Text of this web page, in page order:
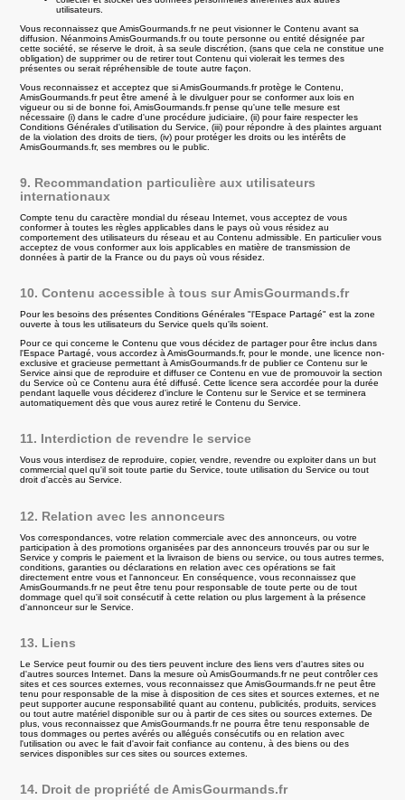
utilisateurs.
Vous reconnaissez que AmisGourmands.fr ne peut visionner le Contenu avant sa
diffusion. Néanmoins AmisGourmands.fr ou toute personne ou entité désignée par
cette société, se réserve le droit, à sa seule discrétion, (sans que cela ne constitue une
obligation) de supprimer ou de retirer tout Contenu qui violerait les termes des
présentes ou serait répréhensible de toute autre façon.
Vous reconnaissez et acceptez que si AmisGourmands.fr protège le Contenu,
AmisGourmands.fr peut être amené à le divulguer pour se conformer aux lois en
vigueur ou si de bonne foi, AmisGourmands.fr pense qu'une telle mesure est
nécessaire (i) dans le cadre d'une procédure judiciaire, (ii) pour faire respecter les
Conditions Générales d'utilisation du Service, (iii) pour répondre à des plaintes arguant
de la violation des droits de tiers, (iv) pour protéger les droits ou les intérêts de
AmisGourmands.fr, ses membres ou le public.
9. Recommandation particulière aux utilisateurs
internationaux
Compte tenu du caractère mondial du réseau Internet, vous acceptez de vous
conformer à toutes les règles applicables dans le pays où vous résidez au
comportement des utilisateurs du réseau et au Contenu admissible. En particulier vous
acceptez de vous conformer aux lois applicables en matière de transmission de
données à partir de la France ou du pays où vous résidez.
10. Contenu accessible à tous sur AmisGourmands.fr
Pour les besoins des présentes Conditions Générales "l'Espace Partagé" est la zone
ouverte à tous les utilisateurs du Service quels qu'ils soient.
Pour ce qui concerne le Contenu que vous décidez de partager pour être inclus dans
l'Espace Partagé, vous accordez à AmisGourmands.fr, pour le monde, une licence non-
exclusive et gracieuse permettant à AmisGourmands.fr de publier ce Contenu sur le
Service ainsi que de reproduire et diffuser ce Contenu en vue de promouvoir la section
du Service où ce Contenu aura été diffusé. Cette licence sera accordée pour la durée
pendant laquelle vous déciderez d'inclure le Contenu sur le Service et se terminera
automatiquement dès que vous aurez retiré le Contenu du Service.
11. Interdiction de revendre le service
Vous vous interdisez de reproduire, copier, vendre, revendre ou exploiter dans un but
commercial quel qu'il soit toute partie du Service, toute utilisation du Service ou tout
droit d'accès au Service.
12. Relation avec les annonceurs
Vos correspondances, votre relation commerciale avec des annonceurs, ou votre
participation à des promotions organisées par des annonceurs trouvés par ou sur le
Service y compris le paiement et la livraison de biens ou service, ou tous autres termes,
conditions, garanties ou déclarations en relation avec ces opérations se fait
directement entre vous et l'annonceur. En conséquence, vous reconnaissez que
AmisGourmands.fr ne peut être tenu pour responsable de toute perte ou de tout
dommage quel qu'il soit consécutif à cette relation ou plus largement à la présence
d'annonceur sur le Service.
13. Liens
Le Service peut fournir ou des tiers peuvent inclure des liens vers d'autres sites ou
d'autres sources Internet. Dans la mesure où AmisGourmands.fr ne peut contrôler ces
sites et ces sources externes, vous reconnaissez que AmisGourmands.fr ne peut être
tenu pour responsable de la mise à disposition de ces sites et sources externes, et ne
peut supporter aucune responsabilité quant au contenu, publicités, produits, services
ou tout autre matériel disponible sur ou à partir de ces sites ou sources externes. De
plus, vous reconnaissez que AmisGourmands.fr ne pourra être tenu responsable de
tous dommages ou pertes avérés ou allégués consécutifs ou en relation avec
l'utilisation ou avec le fait d'avoir fait confiance au contenu, à des biens ou des
services disponibles sur ces sites ou sources externes.
14. Droit de propriété de AmisGourmands.fr